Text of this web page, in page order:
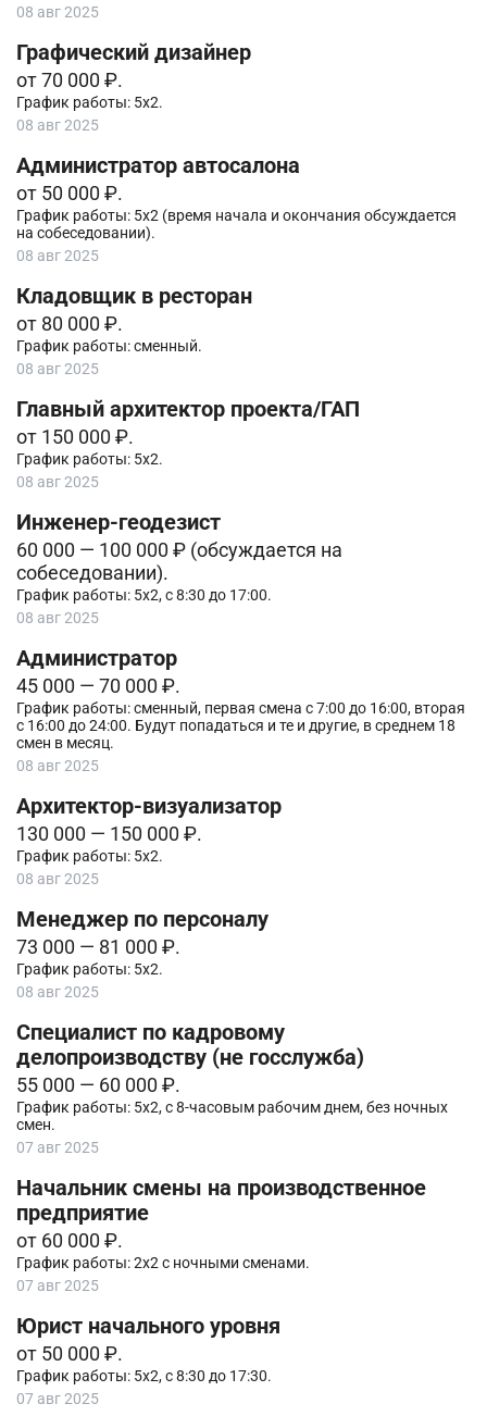
08 авг 2025
Графический дизайнер
от 70 000 ₽.
График работы: 5х2.
08 авг 2025
Администратор автосалона
от 50 000 ₽.
График работы: 5х2 (время начала и окончания обсуждается
на собеседовании).
08 авг 2025
Кладовщик в ресторан
от 80 000 ₽.
График работы: сменный.
08 авг 2025
Главный архитектор проекта/ГАП
от 150 000 ₽.
График работы: 5х2.
08 авг 2025
Инженер-геодезист
60 000 — 100 000 ₽ (обсуждается на
собеседовании).
График работы: 5х2, с 8:30 до 17:00.
08 авг 2025
Администратор
45 000 — 70 000 ₽.
График работы: сменный, первая смена с 7:00 до 16:00, вторая
с 16:00 до 24:00. Будут попадаться и те и другие, в среднем 18
смен в месяц.
08 авг 2025
Архитектор-визуализатор
130 000 — 150 000 ₽.
График работы: 5х2.
08 авг 2025
Менеджер по персоналу
73 000 — 81 000 ₽.
График работы: 5х2.
08 авг 2025
Специалист по кадровому
делопроизводству (не госслужба)
55 000 — 60 000 ₽.
График работы: 5х2, с 8-часовым рабочим днем, без ночных
смен.
07 авг 2025
Начальник смены на производственное
предприятие
от 60 000 ₽.
График работы: 2х2 с ночными сменами.
07 авг 2025
Юрист начального уровня
от 50 000 ₽.
График работы: 5х2, с 8:30 до 17:30.
07 авг 2025